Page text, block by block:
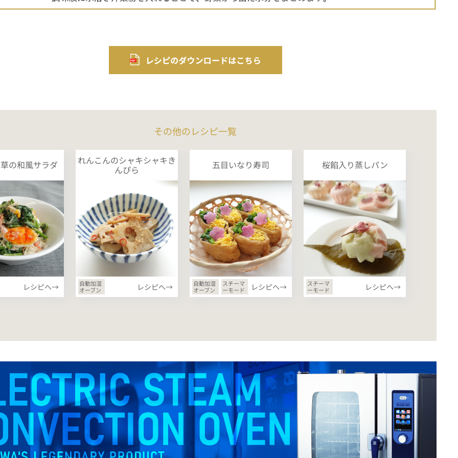
その他のレシピ一覧
の和風サラダ
レシピへ→
れんこんのシャキシャキき
んぴら
自動加湿
オーブン
レシピへ→
五目いなり寿司
自動加湿
オーブン
スチーマ
ーモード
レシピへ→
桜餡入り蒸しパン
スチーマ
ーモード
レシピへ→